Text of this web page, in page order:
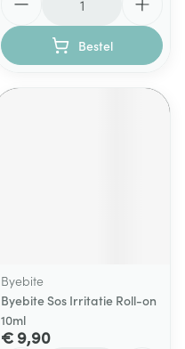
Bestel
Byebite
Byebite Sos Irritatie Roll-on
10ml
€ 9,90